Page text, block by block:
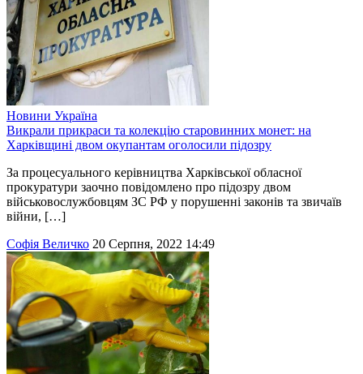
Новини Україна
Викрали прикраси та колекцію старовинних монет: на
Харківщині двом окупантам оголосили підозру
За процесуального керівництва Харківської обласної
прокуратури заочно повідомлено про підозру двом
військовослужбовцям ЗС РФ у порушенні законів та звичаїв
війни, […]
Софія Величко 20 Серпня, 2022 14:49